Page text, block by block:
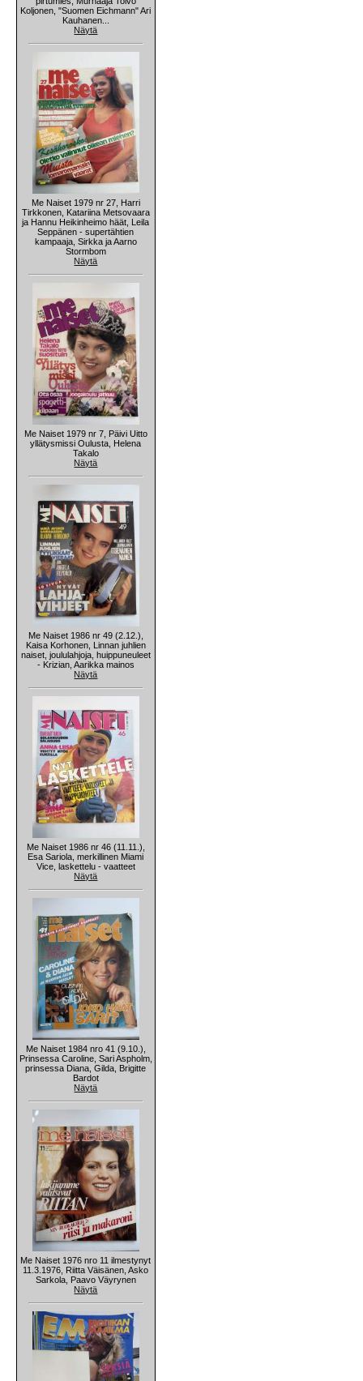
Koljonen, "Suomen Eichmann" Ari
Kauhanen...
Näytä
Me Naiset 1979 nr 27, Harri
Tirkkonen, Katariina Metsovaara
ja Hannu Heikinheimo häät, Leila
Seppänen - supertähtien
kampaaja, Sirkka ja Aarno
Stormbom
Näytä
Me Naiset 1979 nr 7, Päivi Uitto
yllätysmissi Oulusta, Helena
Takalo
Näytä
Me Naiset 1986 nr 49 (2.12.),
Kaisa Korhonen, Linnan juhlien
naiset, joululahjoja, huippuneuleet
- Krizian, Aarikka mainos
Näytä
Me Naiset 1986 nr 46 (11.11.),
Esa Sariola, merkillinen Miami
Vice, laskettelu - vaatteet
Näytä
Me Naiset 1984 nro 41 (9.10.),
Prinsessa Caroline, Sari Aspholm,
prinsessa Diana, Gilda, Brigitte
Bardot
Näytä
Me Naiset 1976 nro 11 ilmestynyt
11.3.1976, Riitta Väisänen, Asko
Sarkola, Paavo Väyrynen
Näytä